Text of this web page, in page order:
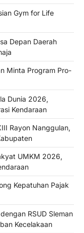
Gym for Life
Depan Daerah
Minta Program Pro-
Dunia 2026,
Kendaraan
Rayon Nanggulan,
UMKM 2026,
Kepatuhan Pajak
RSUD Sleman
Kecelakaan